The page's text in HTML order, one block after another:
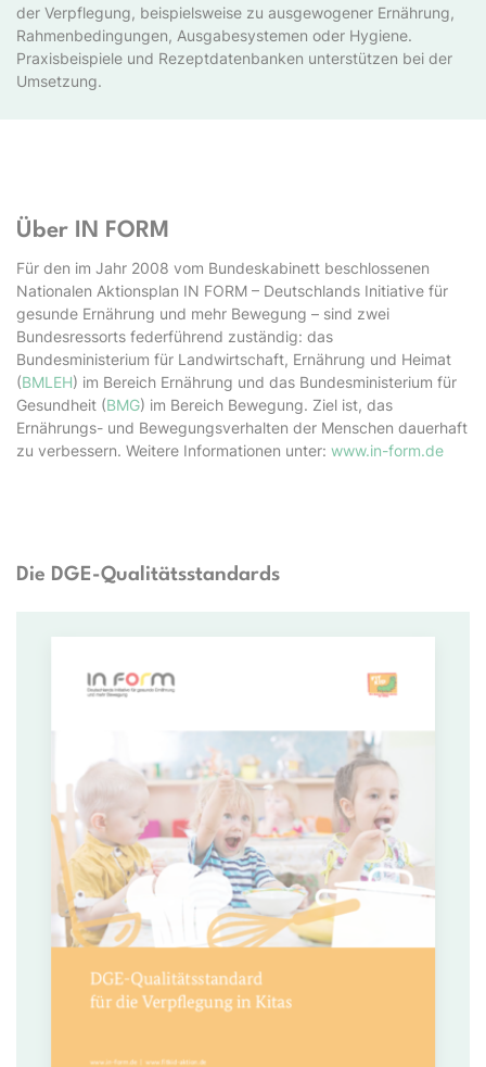
der Verpflegung, beispielsweise zu ausgewogener Ernährung,
Rahmenbedingungen, Ausgabesystemen oder Hygiene.
Praxisbeispiele und Rezeptdatenbanken unterstützen bei der
Umsetzung.
Über IN FORM
Für den im Jahr 2008 vom Bundeskabinett beschlossenen
Nationalen Aktionsplan IN FORM – Deutschlands Initiative für
gesunde Ernährung und mehr Bewegung – sind zwei
Bundesressorts federführend zuständig: das
Bundesministerium für Landwirtschaft, Ernährung und Heimat
(BMLEH) im Bereich Ernährung und das Bundesministerium für
Gesundheit (BMG) im Bereich Bewegung. Ziel ist, das
Ernährungs- und Bewegungsverhalten der Menschen dauerhaft
zu verbessern. Weitere Informationen unter: www.in-form.de
Die DGE-Qualitätsstandards